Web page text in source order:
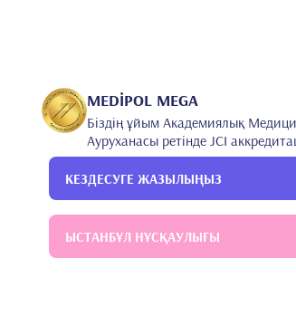
MEDİPOL MEGA
Біздің ұйым Академиялық
Ауруханасы ретінде JCI
КЕЗДЕСУГЕ ЖАЗЫЛЫҢЫЗ
ЫСТАНБҰЛ НҰСҚАУЛЫҒЫ